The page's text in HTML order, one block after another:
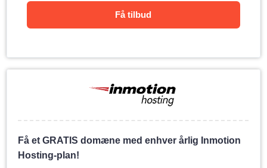
Få tilbud
Få et GRATIS domæne med enhver årlig Inmotion
Hosting-plan!